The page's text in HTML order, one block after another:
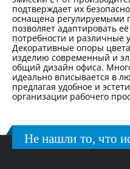
подтверждает их
оснащена регулируемыми
позволяет адаптировать
потребности и различные
Декоративные опоры
изделию современный и
общий дизайн офиса.
идеально вписывается в
предлагая удобное и
организации рабочего
Не нашли то, что